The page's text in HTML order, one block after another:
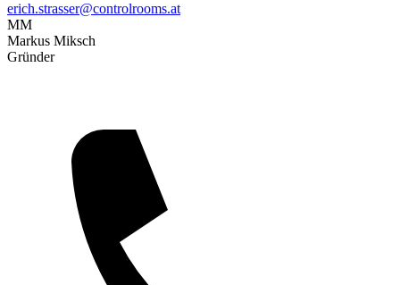
erich.strasser@controlrooms.at
MM
Markus Miksch
Gründer